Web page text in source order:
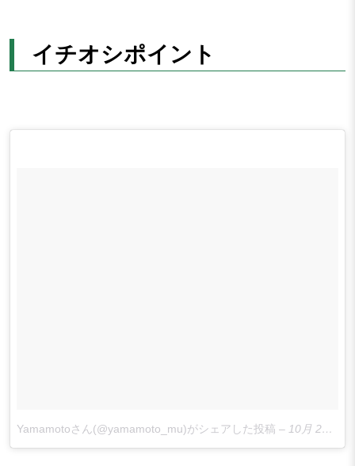
イチオシポイント
Yamamotoさん(@yamamoto_mu)がシェアした投稿 – 10月 29, 2017 at 8:27午後 PDT